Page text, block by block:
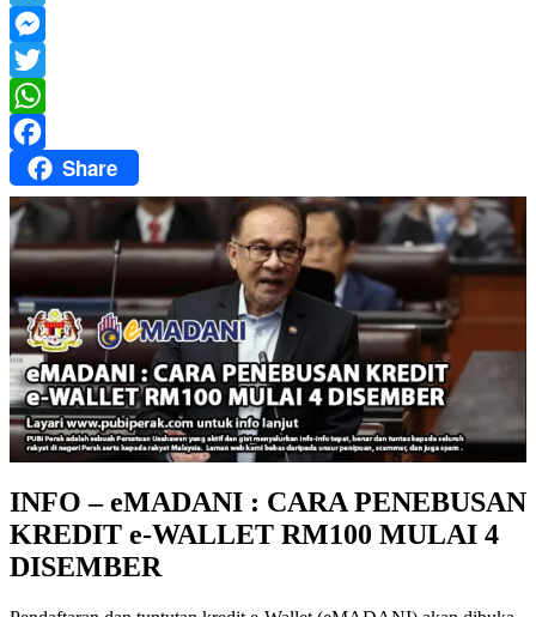
Mail
Telegram
Messenger
Twitter
WhatsApp
FacebookShare
INFO – eMADANI : CARA PENEBUSAN
KREDIT e-WALLET RM100 MULAI 4
DISEMBER